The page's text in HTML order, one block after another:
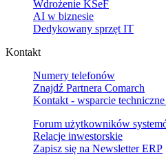
Wdrożenie KSeF
AI w biznesie
Dedykowany sprzęt IT
Kontakt
Numery telefonów
Znajdź Partnera Comarch
Kontakt - wsparcie
Forum użytkowników
Relacje inwestorskie
Zapisz się na Newsletter ERP